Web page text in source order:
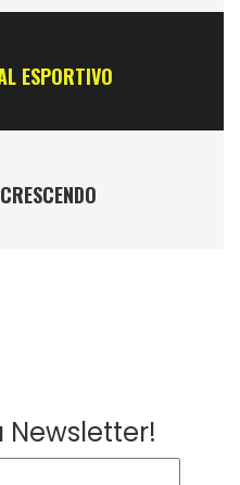
ESPORTIVO
Newsletter!